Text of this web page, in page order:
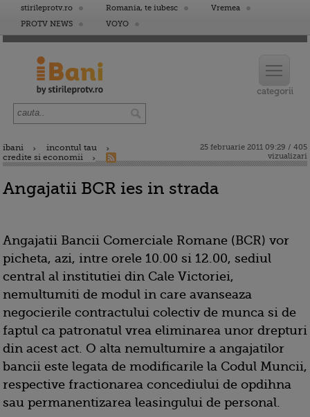
stirileprotv.ro Romania, te iubesc
Vremea
PROTV NEWS
VOYO
ibani
incontul tau
credite si economii
25 februarie 2011 09:29 / 405
vizualizari
Angajatii BCR ies in strada
Angajatii Bancii Comerciale Romane (BCR) vor
picheta, azi, intre orele 10.00 si 12.00, sediul
central al institutiei din Cale Victoriei,
nemultumiti de modul in care avanseaza
negocierile contractului colectiv de munca si de
faptul ca patronatul vrea eliminarea unor drepturi
din acest act. O alta nemultumire a angajatilor
bancii este legata de modificarile la Codul Muncii,
respective fractionarea concediului de opdihna
sau permanentizarea leasingului de personal.